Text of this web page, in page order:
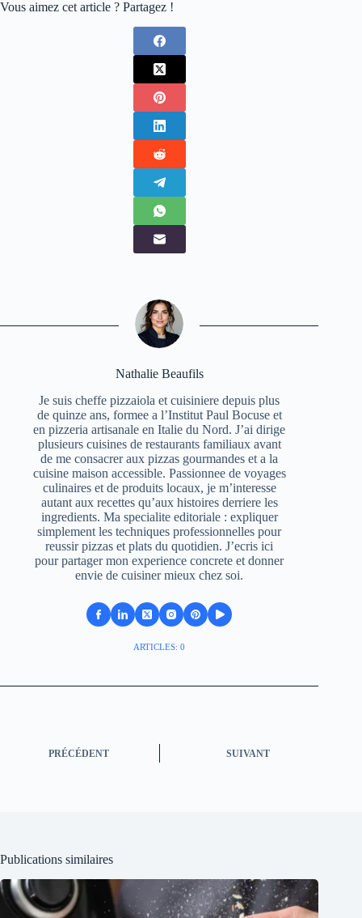
Vous aimez cet article ? Partagez !
Nathalie Beaufils
Je suis cheffe pizzaiola et cuisiniere depuis plus
de quinze ans, formee a l’Institut Paul Bocuse et
en pizzeria artisanale en Italie du Nord. J’ai dirige
plusieurs cuisines de restaurants familiaux avant
de me consacrer aux pizzas gourmandes et a la
cuisine maison accessible. Passionnee de voyages
culinaires et de produits locaux, je m’interesse
autant aux recettes qu’aux histoires derriere les
ingredients. Ma specialite editoriale : expliquer
simplement les techniques professionnelles pour
reussir pizzas et plats du quotidien. J’ecris ici
pour partager mon experience concrete et donner
envie de cuisiner mieux chez soi.
ARTICLES: 0
PRÉCÉDENT SUIVANT
Publications similaires